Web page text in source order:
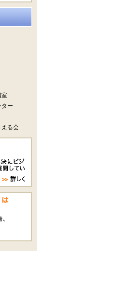
室
ー
える会